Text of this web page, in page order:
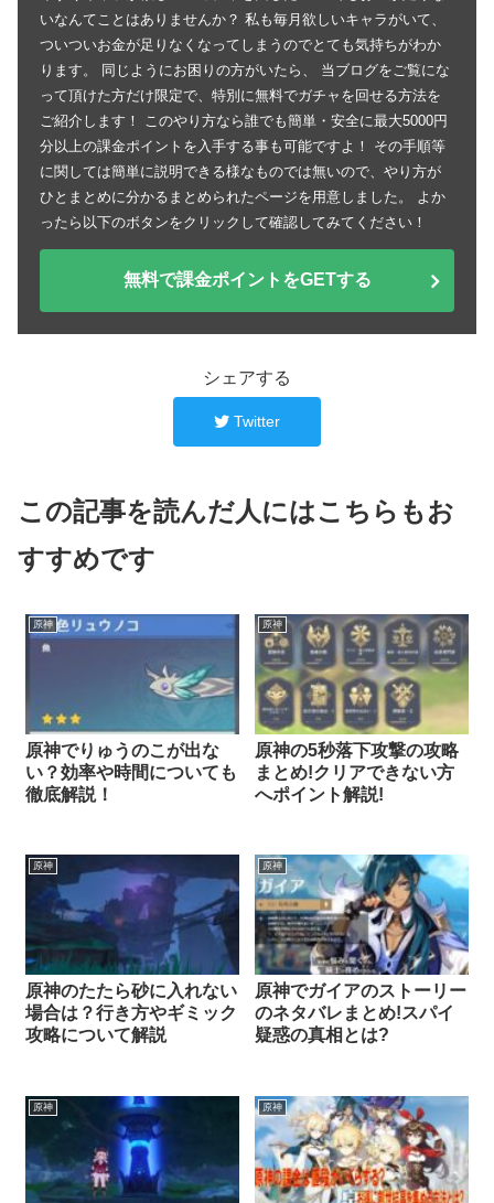
いなんてことはありませんか？ 私も毎月欲しいキャラがいて、
ついついお金が足りなくなってしまうのでとても気持ちがわか
ります。 同じようにお困りの方がいたら、 当ブログをご覧にな
って頂けた方だけ限定で、特別に無料でガチャを回せる方法を
ご紹介します！ このやり方なら誰でも簡単・安全に最大5000円
分以上の課金ポイントを入手する事も可能ですよ！ その手順等
に関しては簡単に説明できる様なものでは無いので、やり方が
ひとまとめに分かるまとめられたページを用意しました。 よか
ったら以下のボタンをクリックして確認してみてください！
無料で課金ポイントをGETする
シェアする
Twitter
この記事を読んだ人にはこちらもお
すすめです
原神
原神でりゅうのこが出な
い？効率や時間についても
徹底解説！
原神
原神の5秒落下攻撃の攻略
まとめ!クリアできない方
へポイント解説!
原神
原神のたたら砂に入れない
場合は？行き方やギミック
攻略について解説
原神
原神でガイアのストーリー
のネタバレまとめ!スパイ
疑惑の真相とは?
原神 原神